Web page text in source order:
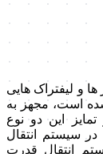
ها و لیفتراک هایی
است، مجهز به
این دو نوع
سیستم انتقال
انتقال قدرت